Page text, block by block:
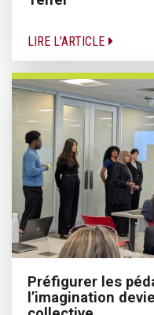
LIRE L'ARTICLE
Préfigurer les
l’imagination